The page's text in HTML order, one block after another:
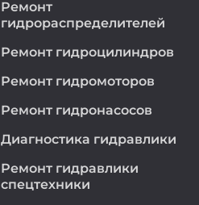
Ремонт
гидрораспределителей
Ремонт гидроцилиндров
Ремонт гидромоторов
Ремонт гидронасосов
Диагностика гидравлики
Ремонт гидравлики
спецтехники